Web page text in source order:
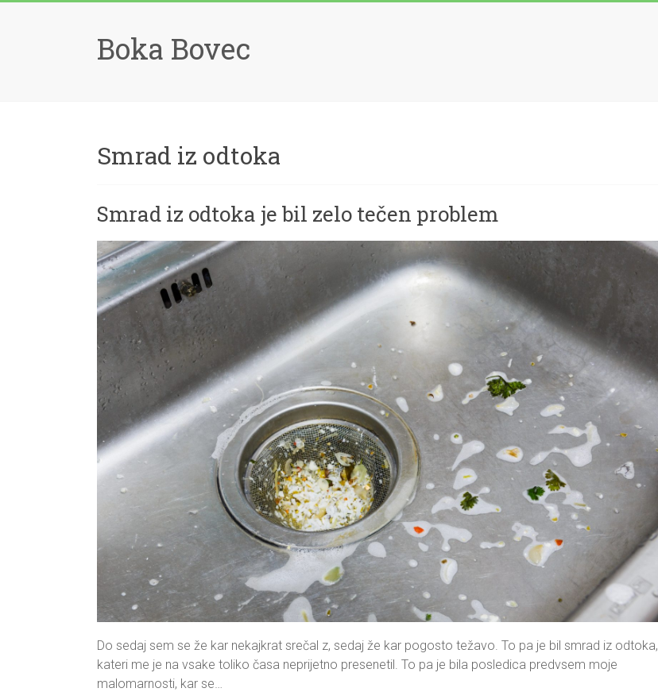
Boka Bovec
Smrad iz odtoka
Smrad iz odtoka je bil zelo tečen problem
Do sedaj sem se že kar nekajkrat srečal z, sedaj že kar pogosto težavo. To pa je bil smrad iz odtoka,
kateri me je na vsake toliko časa neprijetno presenetil. To pa je bila posledica predvsem moje
malomarnosti, kar se…